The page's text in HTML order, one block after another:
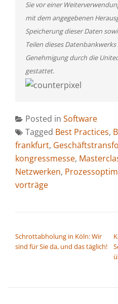
Sie vor einer
mit dem angegebenen
Speicherung dieser Daten
Teilen dieses
Genehmigung durch die
gestattet.
Posted in Software
Tagged Best Practices,
frankfurt,
kongressmesse,
Netzwerken,
vorträge
Schrottabholung in Köln: Wir
sind für Sie da, und das täglich!